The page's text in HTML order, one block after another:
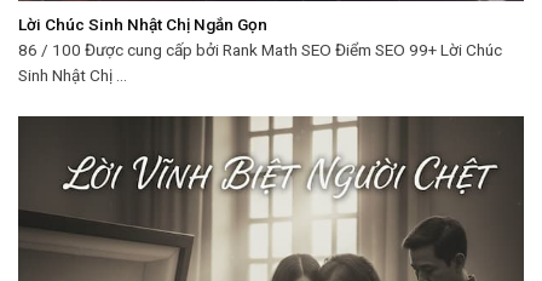
Lời Chúc Sinh Nhật Chị Ngắn Gọn
86 / 100 Được cung cấp bởi Rank Math SEO Điểm SEO 99+ Lời Chúc
Sinh Nhật Chị ...